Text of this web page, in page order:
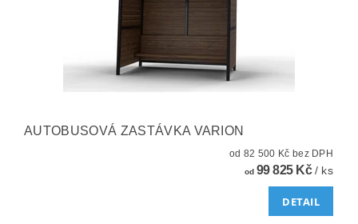
AUTOBUSOVÁ ZASTÁVKA VARION
od 82 500 Kč bez DPH
od99 825 Kč/ ks
DETAIL